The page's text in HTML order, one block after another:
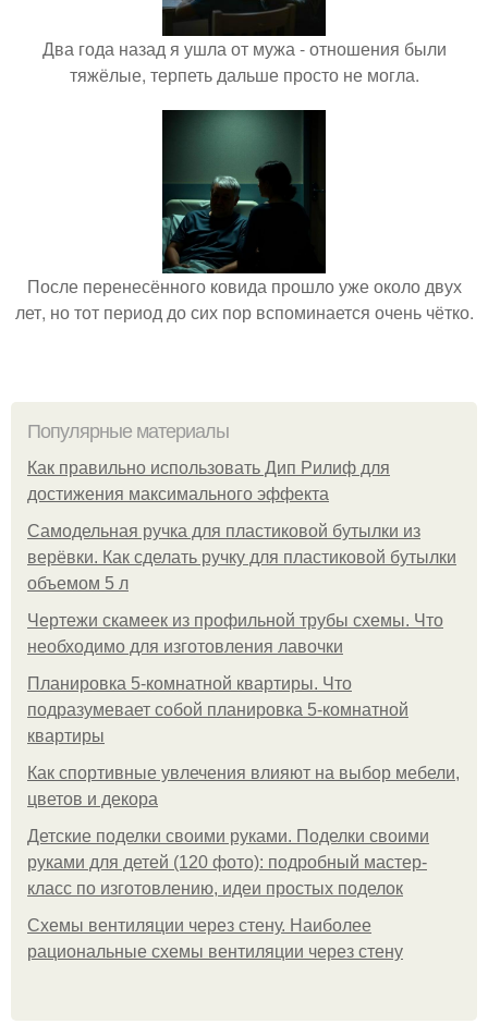
Два года назад я ушла от мужа - отношения были
тяжёлые, терпеть дальше просто не могла.
После перенесённого ковида прошло уже около двух
лет, но тот период до сих пор вспоминается очень чётко.
Популярные материалы
Как правильно использовать Дип Рилиф для
достижения максимального эффекта
Самодельная ручка для пластиковой бутылки из
верёвки. Как сделать ручку для пластиковой бутылки
объемом 5 л
Чертежи скамеек из профильной трубы схемы. Что
необходимо для изготовления лавочки
Планировка 5-комнатной квартиры. Что
подразумевает собой планировка 5-комнатной
квартиры
Как спортивные увлечения влияют на выбор мебели,
цветов и декора
Детские поделки своими руками. Поделки своими
руками для детей (120 фото): подробный мастер-
класс по изготовлению, идеи простых поделок
Схемы вентиляции через стену. Наиболее
рациональные схемы вентиляции через стену